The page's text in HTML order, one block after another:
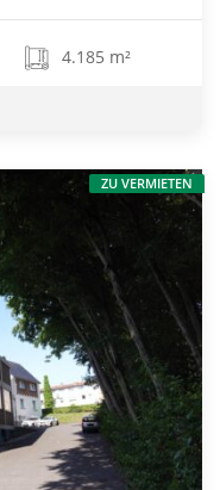
4.185 m²
ZU VERMIETEN